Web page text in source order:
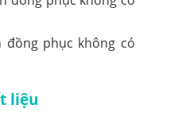
phục không có
liệu